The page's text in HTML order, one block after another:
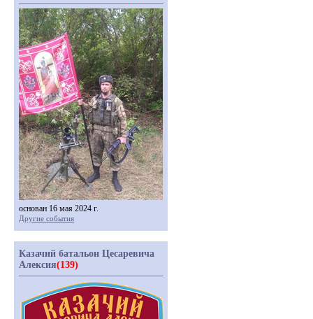
основан 16 мая 2024 г.
Другие события
Казачий батальон Цесаревича
Алексия(139)